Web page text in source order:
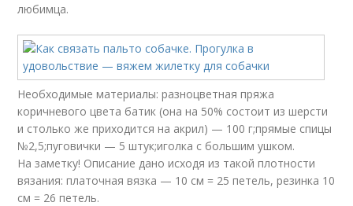
любимца.
Необходимые материалы: разноцветная пряжа
коричневого цвета батик (она на 50% состоит из шерсти
и столько же приходится на акрил) — 100 г;прямые спицы
№2,5;пуговички — 5 штук;иголка с большим ушком.
На заметку! Описание дано исходя из такой плотности
вязания: платочная вязка — 10 см = 25 петель, резинка 10
см = 26 петель.